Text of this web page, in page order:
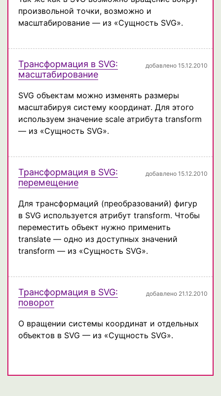
произвольной точки, возможно и
масштабирование — из «Сущность SVG».
Трансформация в SVG:
масштабирование
добавлено 15.12.2010
SVG объектам можно изменять размеры
масштабируя систему координат. Для этого
используем значение scale атрибута transform
— из «Сущность SVG».
Трансформация в SVG:
перемещение
добавлено 15.12.2010
Для трансформаций (преобразований) фигур
в SVG используется атрибут transform. Чтобы
переместить объект нужно применить
translate — одно из доступных значений
transform — из «Сущность SVG».
Трансформация в SVG:
поворот
добавлено 21.12.2010
О вращении системы координат и отдельных
объектов в SVG — из «Сущность SVG».